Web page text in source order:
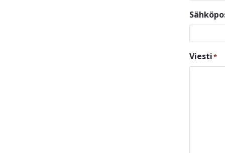
Viesti*